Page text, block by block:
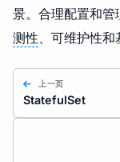
景。合理配置和
测性、可维护性和
上一页
StatefulSet